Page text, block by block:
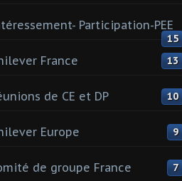
Participation-PEE
15
France 13
de CE et DP 10
Europe 9
de groupe France 7